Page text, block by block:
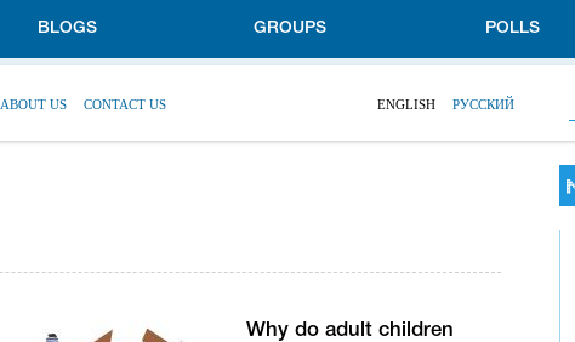
BLOGS GROUPS POLLS
ABOUT US CONTACT US ENGLISH РУССКИЙ
Why do adult children